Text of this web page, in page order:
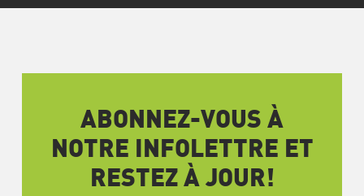
ABONNEZ-VOUS À
NOTRE INFOLETTRE ET
RESTEZ À JOUR!